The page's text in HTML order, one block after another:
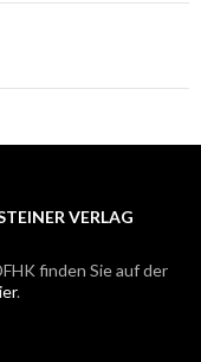
VERLAG
finden Sie auf der
.